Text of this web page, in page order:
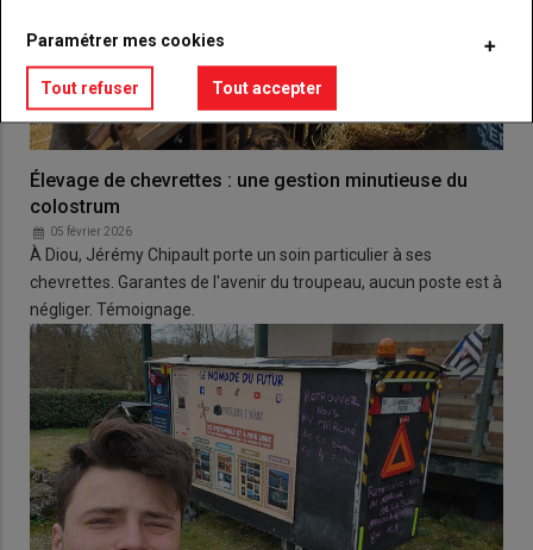
Élevage de chevrettes : une gestion minutieuse du
colostrum
05 février 2026
À Diou, Jérémy Chipault porte un soin particulier à ses
chevrettes. Garantes de l'avenir du troupeau, aucun poste est à
négliger. Témoignage.
Paramétrer mes cookies
Tout refuser Tout accepter